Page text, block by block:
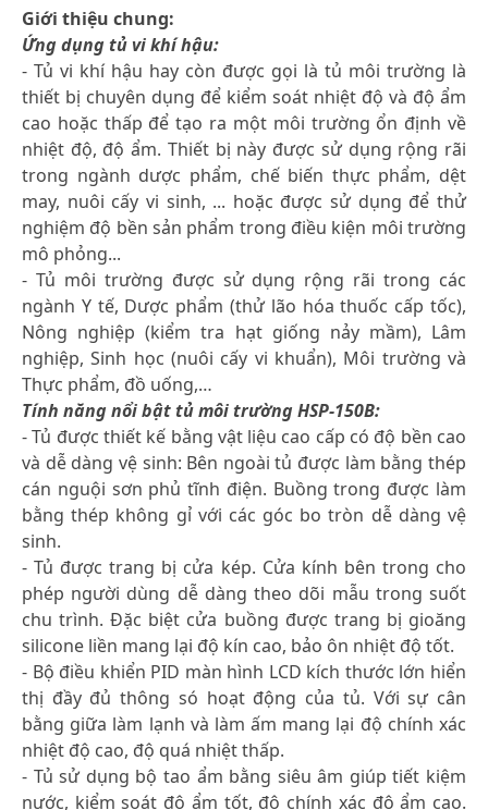
Giới thiệu chung:
Ứng dụng tủ vi khí hậu:
- Tủ vi khí hậu hay còn được gọi là tủ môi trường là
thiết bị chuyên dụng để kiểm soát nhiệt độ và độ ẩm
cao hoặc thấp để tạo ra một môi trường ổn định về
nhiệt độ, độ ẩm. Thiết bị này được sử dụng rộng rãi
trong ngành dược phẩm, chế biến thực phẩm, dệt
may, nuôi cấy vi sinh, ... hoặc được sử dụng để thử
nghiệm độ bền sản phẩm trong điều kiện môi trường
mô phỏng...
- Tủ môi trường được sử dụng rộng rãi trong các
ngành Y tế, Dược phẩm (thử lão hóa thuốc cấp tốc),
Nông nghiệp (kiểm tra hạt giống nảy mầm), Lâm
nghiệp, Sinh học (nuôi cấy vi khuẩn), Môi trường và
Thực phẩm, đồ uống,…
Tính năng nổi bật tủ môi trường HSP-150B:
- Tủ được thiết kế bằng vật liệu cao cấp có độ bền cao
và dễ dàng vệ sinh: Bên ngoài tủ được làm bằng thép
cán nguội sơn phủ tĩnh điện. Buồng trong được làm
bằng thép không gỉ với các góc bo tròn dễ dàng vệ
sinh.
- Tủ được trang bị cửa kép. Cửa kính bên trong cho
phép người dùng dễ dàng theo dõi mẫu trong suốt
chu trình. Đặc biệt cửa buồng được trang bị gioăng
silicone liền mang lại độ kín cao, bảo ôn nhiệt độ tốt.
- Bộ điều khiển PID màn hình LCD kích thước lớn hiển
thị đầy đủ thông só hoạt động của tủ. Với sự cân
bằng giữa làm lạnh và làm ấm mang lại độ chính xác
nhiệt độ cao, độ quá nhiệt thấp.
- Tủ sử dụng bộ tao ẩm bằng siêu âm giúp tiết kiệm
nước, kiểm soát độ ẩm tốt, độ chính xác độ ẩm cao.